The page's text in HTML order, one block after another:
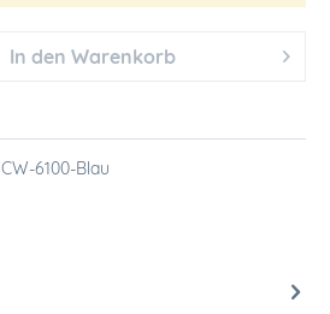
In den Warenkorb
CW-6100-Blau